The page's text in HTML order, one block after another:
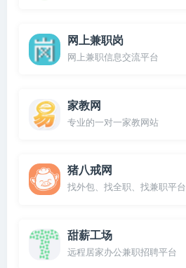
网上兼职岗
网上兼职信息交流平台
家教网
专业的一对一家教网站
猪八戒网
找外包、找全职、找兼职平台
甜薪工场
远程居家办公兼职招聘平台